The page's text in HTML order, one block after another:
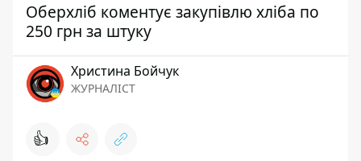
Оберхліб коментує закупівлю хліба по
250 грн за штуку
Христина Бойчук
ЖУРНАЛІСТ
👍